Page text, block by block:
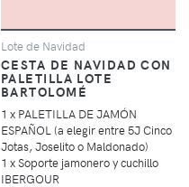
Lote de Navidad
CESTA DE NAVIDAD CON
PALETILLA LOTE
BARTOLOMÉ
1 x PALETILLA DE JAMÓN
ESPAÑOL (a elegir entre 5J Cinco
Jotas, Joselito o Maldonado)
1 x Soporte jamonero y cuchillo
IBERGOUR